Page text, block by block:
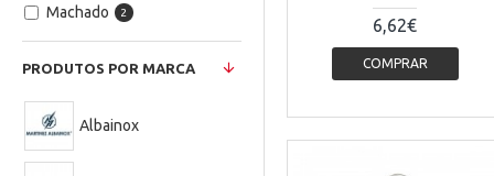
PRODUTOS POR MARCA
Albainox
Machado 2
6,62€
COMPRAR